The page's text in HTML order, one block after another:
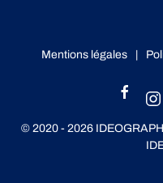
Mentions légales
© 2020 - 2026